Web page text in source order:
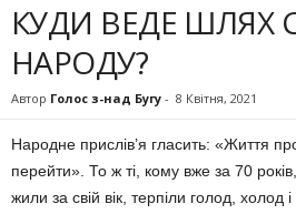
КУДИ ВЕДЕ ШЛЯХ
НАРОДУ?
Автор Голос з-над Бугу - 8 Квітня, 2021
Народне прислів’я гласить: «Життя
перейти». То ж ті, кому вже за 70
жили за свій вік, терпіли голод, хо­лод